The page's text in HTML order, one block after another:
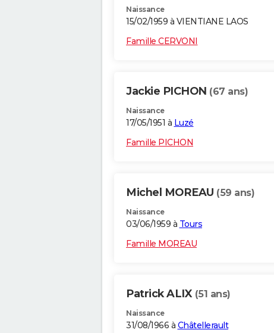
Naissance
15/02/1959 à VIENTIANE LAOS
Famille CERVONI
Jackie PICHON (67 ans)
Naissance
17/05/1951 à Luzé
Famille PICHON
Michel MOREAU (59 ans)
Naissance
03/06/1959 à Tours
Famille MOREAU
Patrick ALIX (51 ans)
Naissance
31/08/1966 à Châtellerault